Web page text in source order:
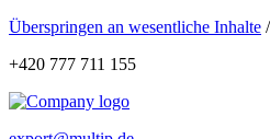
Überspringen an wesentliche Inhalte /
+420 777 711 155